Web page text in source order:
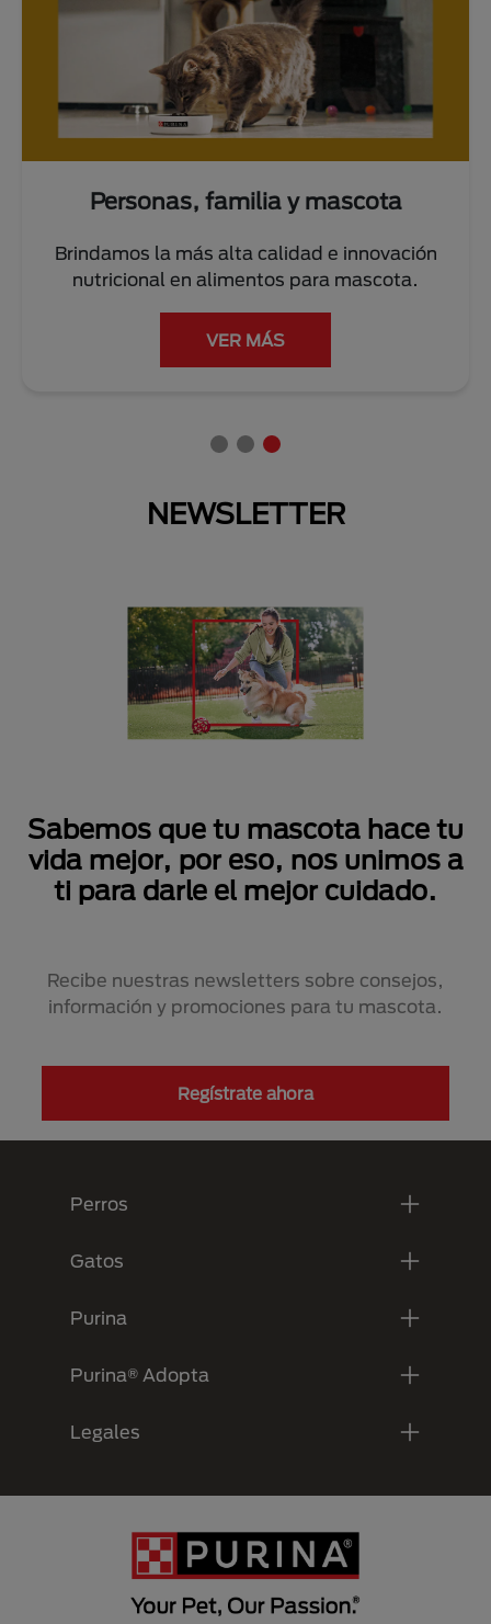
Personas, familia y mascota
Brindamos la más alta calidad e innovación
nutricional en alimentos para mascota.
VER MÁS
NEWSLETTER
Sabemos que tu mascota hace tu
vida mejor, por eso, nos unimos a
ti para darle el mejor cuidado.
Recibe nuestras newsletters sobre consejos,
información y promociones para tu mascota.
Regístrate ahora
Perros
Gatos
Purina
Purina® Adopta
Legales